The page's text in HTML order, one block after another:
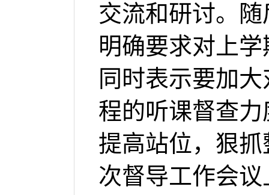
交流和研讨。
明确要求对上
同时表示要加
程的听课督查力
提高站位，狠
次督导工作会议